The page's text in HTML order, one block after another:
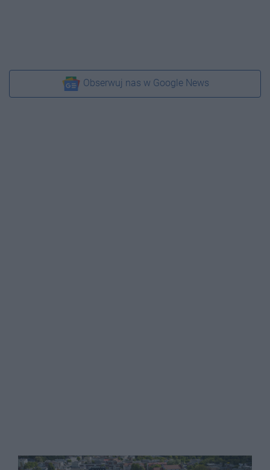
Obserwuj nas w Google News